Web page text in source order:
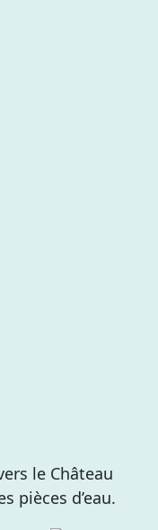
le Château
pièces d’eau.